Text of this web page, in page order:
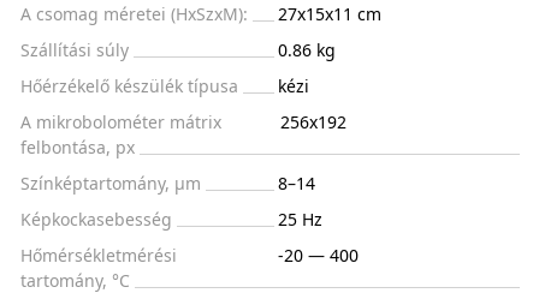
A csomag méretei (HxSzxM):
27x15x11 cm
Szállítási súly
0.86 kg
Hőérzékelő készülék típusa
kézi
A mikrobolométer mátrix
felbontása, px
256х192
Színképtartomány, μm
8–14
Képkockasebesség
25 Hz
Hőmérsékletmérési
tartomány, °С
-20 — 400